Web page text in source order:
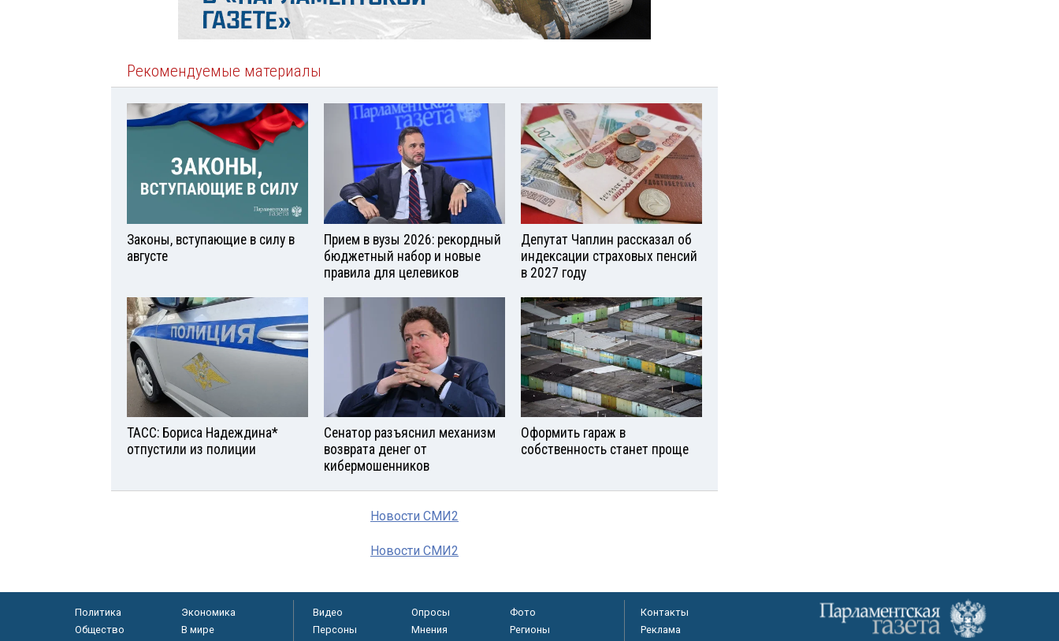
Рекомендуемые материалы
Законы, вступающие в силу в
августе
Прием в вузы 2026: рекордный
бюджетный набор и новые
правила для целевиков
Депутат Чаплин рассказал об
индексации страховых пенсий
в 2027 году
ТАСС: Бориса Надеждина*
отпустили из полиции
Сенатор разъяснил механизм
возврата денег от
кибермошенников
Оформить гараж в
собственность станет проще
Новости СМИ2
Новости СМИ2
Политика
Экономика
Общество
В мире
Видео Опросы
Фото
Персоны
Мнения Регионы
Контакты
Реклама